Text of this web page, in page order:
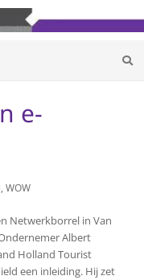
e-
,WOW
Netwerkborrel in Van
Albert
Holland Tourist
een inleiding. Hij zet